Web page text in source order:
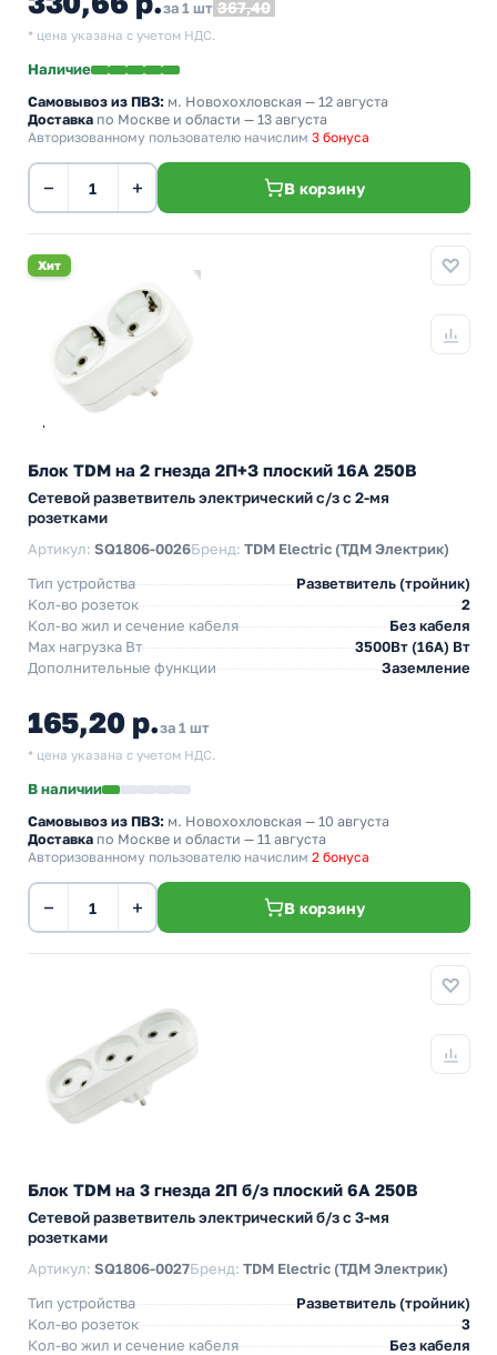
за 1 шт 367,40
* цена указана с учетом НДС.
Наличие
Самовывоз из ПВЗ: м. Новохохловская — 12 августа
Доставка по Москве и области — 13 августа
Авторизованному пользователю начислим 3 бонуса
− + В корзину
Хит
Блок TDM на 2 гнезда 2П+З плоский 16А 250B
Сетевой разветвитель электрический с/з с 2-мя
розетками
Артикул: SQ1806-0026Бренд: TDM Electric (ТДМ Электрик)
Тип устройства
Разветвитель (тройник)
Кол-во розеток
2
Кол-во жил и сечение кабеля
Без кабеля
Max нагрузка Вт
3500Вт (16А) Вт
Дополнительные функции
Заземление
165,20 р.за 1 шт
* цена указана с учетом НДС.
В наличии
Самовывоз из ПВЗ: м. Новохохловская — 10 августа
Доставка по Москве и области — 11 августа
Авторизованному пользователю начислим 2 бонуса
− + В корзину
Блок TDM на 3 гнезда 2П б/з плоский 6А 250B
Сетевой разветвитель электрический б/з с 3-мя
розетками
Артикул: SQ1806-0027Бренд: TDM Electric (ТДМ Электрик)
Тип устройства
Разветвитель (тройник)
Кол-во розеток
3
Кол-во жил и сечение кабеля
Без кабеля